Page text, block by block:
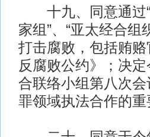
十九、同意通过“
家组”、“亚太经合
打击腐败，包括贿
反腐败公约》；决
合联络小组第八次
罪领域执法合作的重